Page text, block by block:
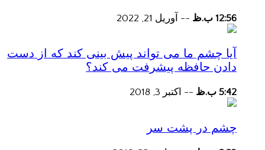
12:56 ب.ظ -- آوریل 21, 2022
آیا چشم ما می تواند پیش بینی کند که از دست
دادن حافظه پیشرفت می کند؟
5:42 ب.ظ -- اکتبر 3, 2018
چشم در پشت سر